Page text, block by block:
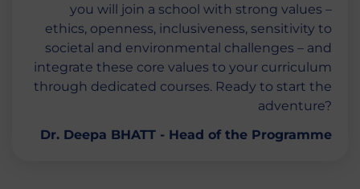
you will join a school with strong values –
ethics, openness, inclusiveness, sensitivity to
societal and environmental challenges – and
integrate these core values to your curriculum
through dedicated courses. Ready to start the
adventure?
Dr. Deepa BHATT - Head of the Programme